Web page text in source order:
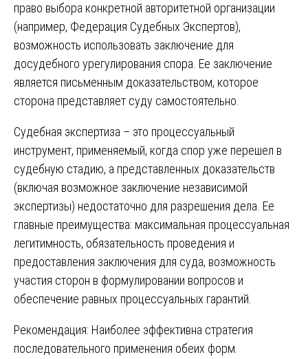
право выбора конкретной авторитетной организации
(например, Федерация Судебных Экспертов),
возможность использовать заключение для
досудебного урегулирования спора. Ее заключение
является письменным доказательством, которое
сторона представляет суду самостоятельно.
Судебная экспертиза – это процессуальный
инструмент, применяемый, когда спор уже перешел в
судебную стадию, а представленных доказательств
(включая возможное заключение независимой
экспертизы) недостаточно для разрешения дела. Ее
главные преимущества: максимальная процессуальная
легитимность, обязательность проведения и
предоставления заключения для суда, возможность
участия сторон в формулировании вопросов и
обеспечение равных процессуальных гарантий.
Рекомендация: Наиболее эффективна стратегия
последовательного применения обеих форм.